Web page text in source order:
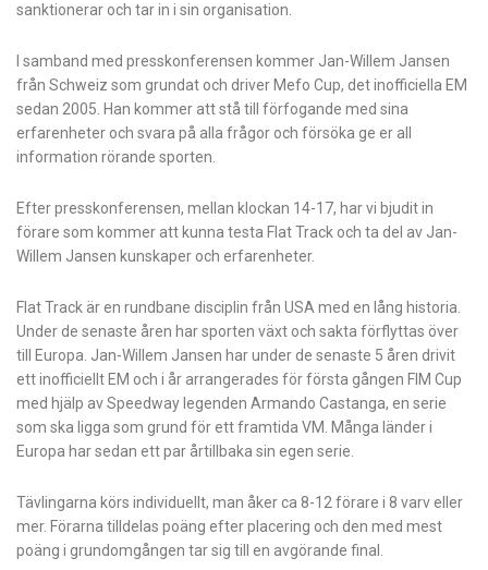
sanktionerar och tar in i sin organisation.
I samband med presskonferensen kommer Jan-Willem Jansen
från Schweiz som grundat och driver Mefo Cup, det inofficiella EM
sedan 2005. Han kommer att stå till förfogande med sina
erfarenheter och svara på alla frågor och försöka ge er all
information rörande sporten.
Efter presskonferensen, mellan klockan 14-17, har vi bjudit in
förare som kommer att kunna testa Flat Track och ta del av Jan-
Willem Jansen kunskaper och erfarenheter.
Flat Track är en rundbane disciplin från USA med en lång historia.
Under de senaste åren harsporten växt och sakta förflyttas över
till Europa. Jan-Willem Jansen har under de senaste 5 åren drivit
ett inofficiellt EM och i år arrangerades för första gången FIM Cup
med hjälp av Speedway legenden Armando Castanga, en serie
som ska ligga som grund för ett framtida VM. Många länder i
Europa har sedan ett par årtillbaka sin egen serie.
Tävlingarna körs individuellt, man åker ca 8-12 förare i 8 varv eller
mer. Förarna tilldelas poäng efter placering och den med mest
poäng i grundomgången tar sig till en avgörande final.